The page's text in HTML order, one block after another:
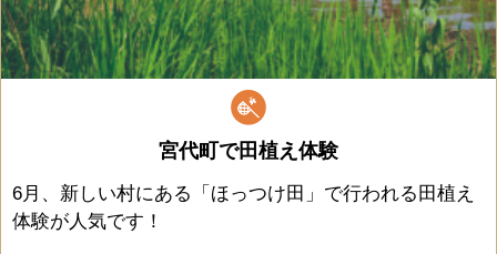
宮代町で田植え体験
6月、新しい村にある「ほっつけ田」で行われる田植え
体験が人気です！